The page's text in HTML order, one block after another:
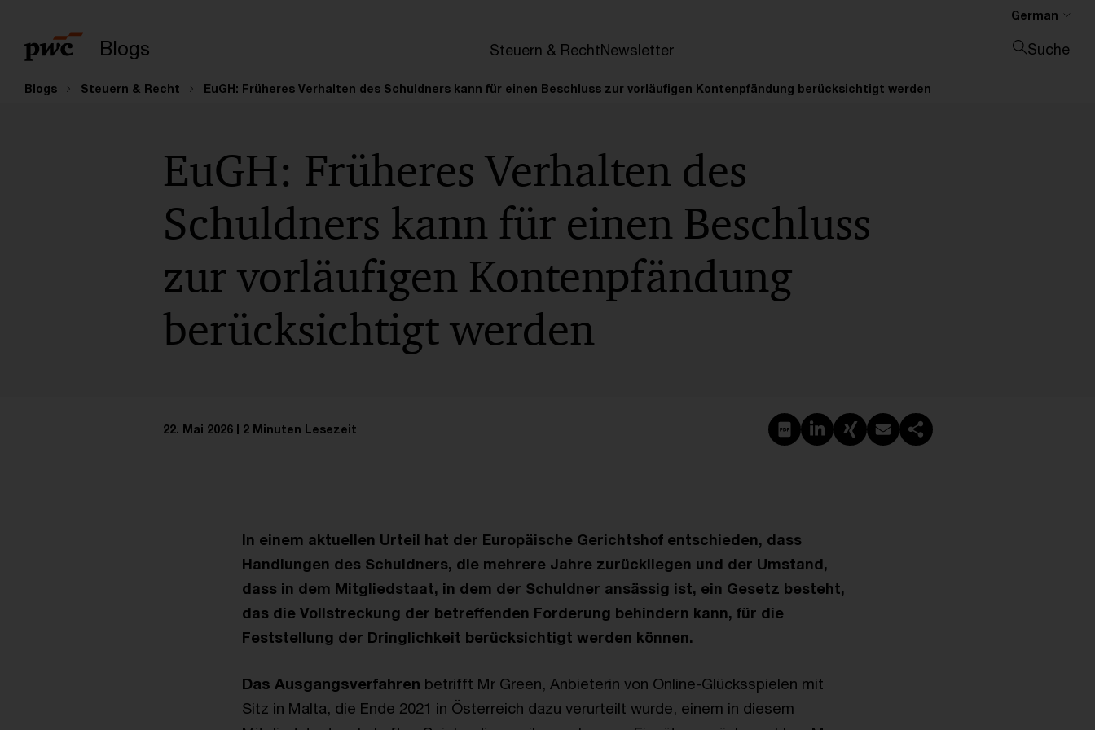
Blogs Steuern & RechtNewsletter
German
Suche
Blogs Steuern & Recht EuGH: Früheres Verhalten des Schuldners kann für einen Beschluss zur vorläufigen Kontenpfändung berücksichtigt werden
EuGH: Früheres Verhalten des
Schuldners kann für einen Beschluss
zur vorläufigen Kontenpfändung
berücksichtigt werden
22. Mai 2026 2 Minuten Lesezeit PDF erstellen
Auf LinkedIn teilen
Auf Xing teilen
Per E-Mail teilen
Link kopieren
In einem aktuellen Urteil hat der Europäische Gerichtshof entschieden, dass
Handlungen des Schuldners, die mehrere Jahre zurückliegen und der Umstand,
dass in dem Mitgliedstaat, in dem der Schuldner ansässig ist, ein Gesetz besteht,
das die Vollstreckung der betreffenden Forderung behindern kann, für die
Feststellung der Dringlichkeit berücksichtigt werden können.
Das Ausgangsverfahren betrifft Mr Green, Anbieterin von Online-Glücksspielen mit
Sitz in Malta, die Ende 2021 in Österreich dazu verurteilt wurde, einem in diesem